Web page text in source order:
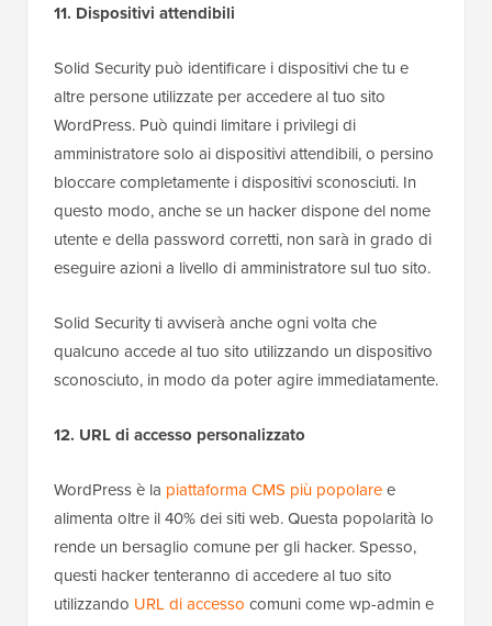
11. Dispositivi attendibili
Solid Security può identificare i dispositivi che tu e
altre persone utilizzate per accedere al tuo sito
WordPress. Può quindi limitare i privilegi di
amministratore solo ai dispositivi attendibili, o persino
bloccare completamente i dispositivi sconosciuti. In
questo modo, anche se un hacker dispone del nome
utente e della password corretti, non sarà in grado di
eseguire azioni a livello di amministratore sul tuo sito.
Solid Security ti avviserà anche ogni volta che
qualcuno accede al tuo sito utilizzando un dispositivo
sconosciuto, in modo da poter agire immediatamente.
12. URL di accesso personalizzato
WordPress è la piattaforma CMS più popolaree
alimenta oltre il 40% dei siti web. Questa popolarità lo
rende un bersaglio comune per gli hacker. Spesso,
questi hacker tenteranno di accedere al tuo sito
utilizzando URL di accesso comuni come wp-admin e